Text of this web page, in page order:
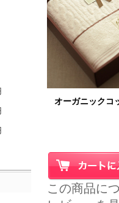
オーガニックコ
この商品に